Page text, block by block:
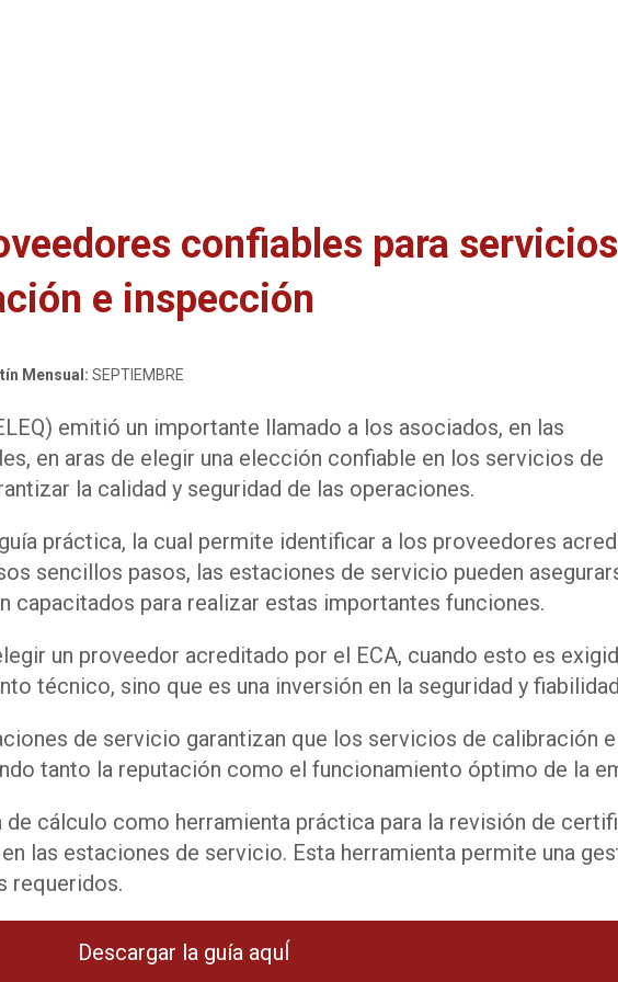
confiables para servicios
e inspección
Mensual: SEPTIEMBRE
emitió un importante llamado a los asociados, en las
en aras de elegir una elección confiable en los servicios de
la calidad y seguridad de las operaciones.
práctica, la cual permite identificar a los proveedores
sencillos pasos, las estaciones de servicio pueden
para realizar estas importantes funciones.
un proveedor acreditado por el ECA, cuando esto es
técnico, sino que es una inversión en la seguridad y
de servicio garantizan que los servicios de calibración
tanto la reputación como el funcionamiento óptimo de la
de cálculo como herramienta práctica para la revisión de
las estaciones de servicio. Esta herramienta permite una
requeridos.
Descargar la guía aquÍ